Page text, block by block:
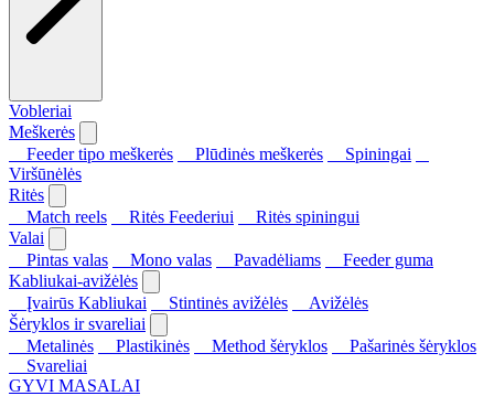
Vobleriai
Meškerės
Feeder tipo meškerės
Plūdinės meškerės
Spiningai
Viršūnėlės
Ritės
Match reels
Ritės Feederiui
Ritės spiningui
Valai
Pintas valas
Mono valas Pavadėliams
Feeder guma
Kabliukai-avižėlės
Įvairūs Kabliukai
Stintinės avižėlės
Avižėlės
Šėryklos ir svareliai
Metalinės
Plastikinės Method šėryklos
Pašarinės šėryklos
Svareliai
GYVI MASALAI